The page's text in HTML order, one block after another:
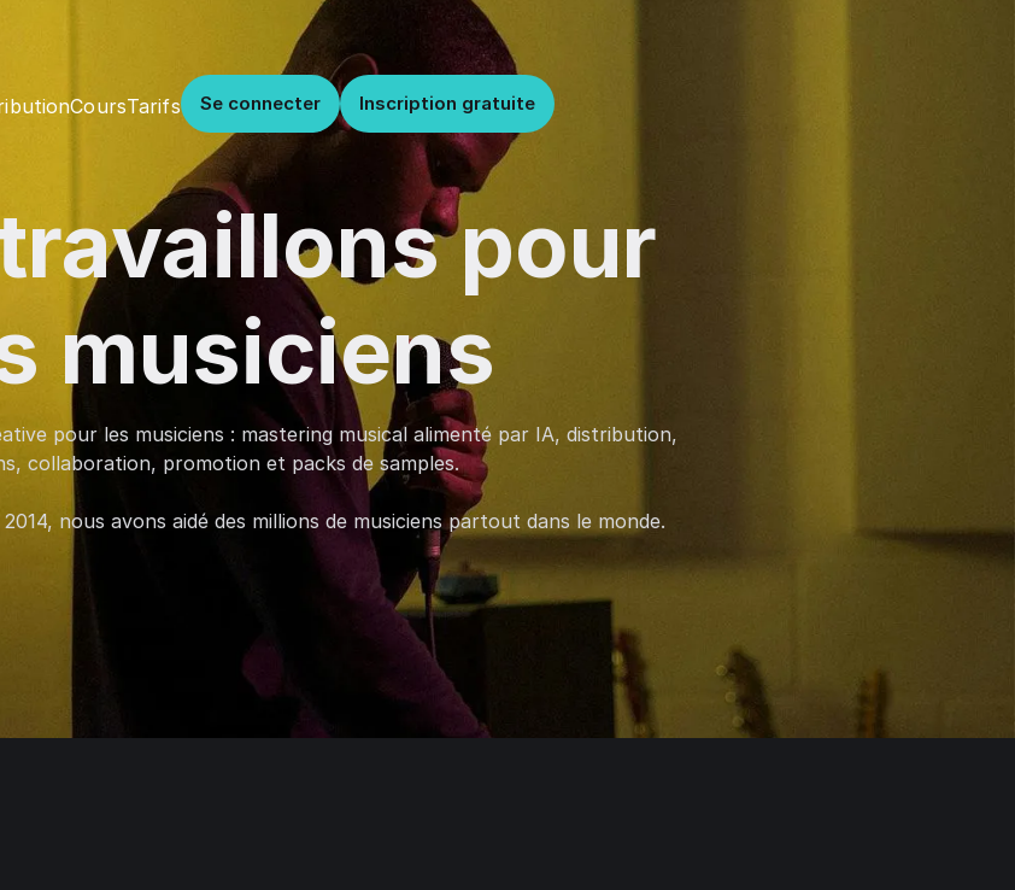
CoursTarifs Se connecter Inscription gratuite
pour
musiciens
pour les musiciens : mastering musical alimenté par IA, distribution,
collaboration, promotion et packs de samples.
nous avons aidé des millions de musiciens partout dans le monde.